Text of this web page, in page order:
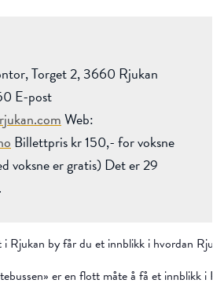
Torget 2, 3660 Rjukan
E-post
Web:
Billettpris kr 150,- for voksne
voksne er gratis) Det er 29
Rjukan by får du et innblikk i hvordan
er en flott måte å få et innblikk i